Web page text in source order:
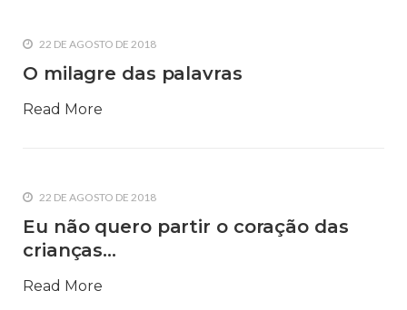
22 DE AGOSTO DE 2018
O milagre das palavras
Read More
22 DE AGOSTO DE 2018
Eu não quero partir o coração das
crianças…
Read More